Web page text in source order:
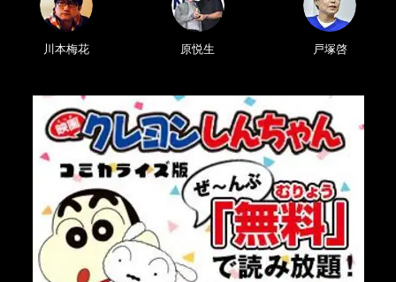
川本梅花 原悦生 戸塚啓